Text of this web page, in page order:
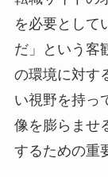
を必要として
だ」という客
の環境に対す
い視野を持っ
像を膨らませ
するための重